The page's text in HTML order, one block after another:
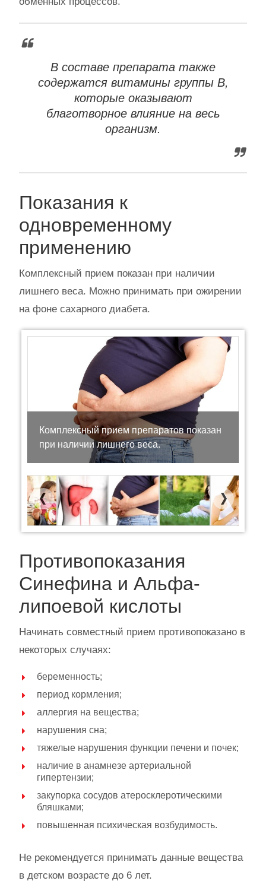
В составе препарата также
содержатся витамины группы B,
которые оказывают
благотворное влияние на весь
организм.
Показания к
одновременному
применению
Комплексный прием показан при наличии
лишнего веса. Можно принимать при ожирении
на фоне сахарного диабета.
Комплексный прием препаратов показан
при наличии лишнего веса.
Previous Next
Противопоказания
Синефина и Альфа-
липоевой кислоты
Начинать совместный прием противопоказано в
некоторых случаях:
беременность;
период кормления;
аллергия на вещества;
нарушения сна;
тяжелые нарушения функции печени и почек;
наличие в анамнезе артериальной
гипертензии;
закупорка сосудов атеросклеротическими
бляшками;
повышенная психическая возбудимость.
Не рекомендуется принимать данные вещества
в детском возрасте до 6 лет.